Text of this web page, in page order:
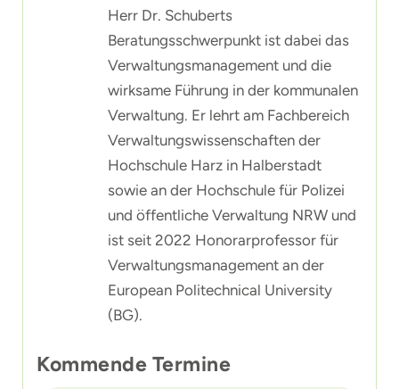
Herr Dr. Schuberts
Beratungsschwerpunkt ist dabei das
Verwaltungsmanagement und die
wirksame Führung in der kommunalen
Verwaltung. Er lehrt am Fachbereich
Verwaltungswissenschaften der
Hochschule Harz in Halberstadt
sowie an der Hochschule für Polizei
und öffentliche Verwaltung NRW und
ist seit 2022 Honorarprofessor für
Verwaltungsmanagement an der
European Politechnical University
(BG).
Kommende Termine